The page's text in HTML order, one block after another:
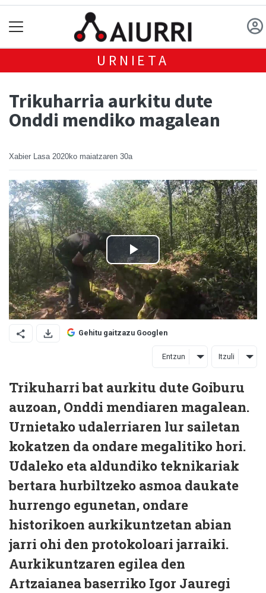
URNIETA
Trikuharria aurkitu dute
Onddi mendiko magalean
Xabier Lasa 2020ko maiatzaren 30a
Gehitu gaitzazu Googlen
Entzun Itzuli
Trikuharri bat aurkitu dute Goiburu
auzoan, Onddi mendiaren magalean.
Urnietako udalerriaren lur sailetan
kokatzen da ondare megalitiko hori.
Udaleko eta aldundiko teknikariak
bertara hurbiltzeko asmoa daukate
hurrengo egunetan, ondare
historikoen aurkikuntzetan abian
jarri ohi den protokoloari jarraiki.
Aurkikuntzaren egilea den
Artzaianea baserriko Igor Jauregi